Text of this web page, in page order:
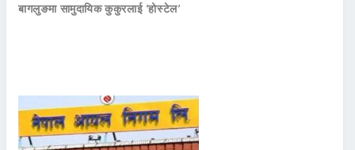
बागलुङमा सामुदायिक कुकुरलाई ‘होस्टेल’